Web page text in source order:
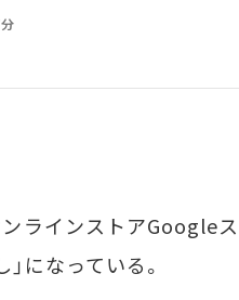
ラインストアGoogle
」になっている。